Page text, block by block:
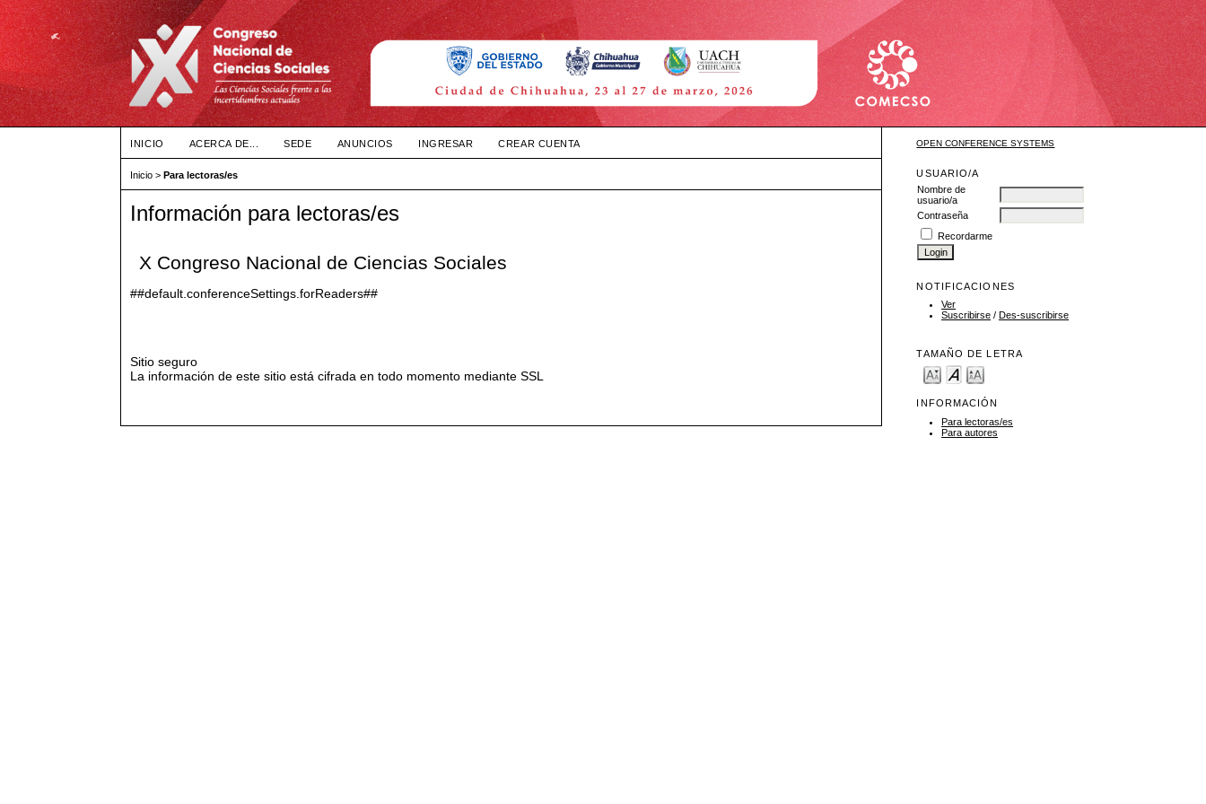
OPEN CONFERENCE SYSTEMS
USUARIO/A
Nombre de
usuario/a
Contraseña
Recordarme
NOTIFICACIONES
Ver
Suscribirse / Des-suscribirse
TAMAÑO DE LETRA
INFORMACIÓN
Para lectoras/es
Para autores
INICIO ACERCA DE... SEDE ANUNCIOS INGRESAR CREAR CUENTA
Inicio >Para lectoras/es
Información para lectoras/es
X Congreso Nacional de Ciencias Sociales
##default.conferenceSettings.forReaders##
Sitio seguro
La información de este sitio está cifrada en todo momento mediante SSL